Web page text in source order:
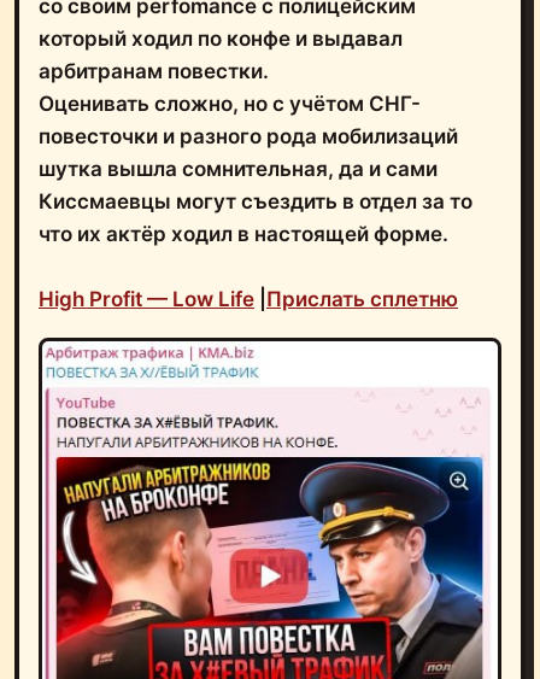
со своим perfomance с полицейским
который ходил по конфе и выдавал
арбитранам повестки.
Оценивать сложно, но с учётом СНГ-
повесточки и разного рода мобилизаций
шутка вышла сомнительная, да и сами
Киссмаевцы могут съездить в отдел за то
что их актёр ходил в настоящей форме.
High Profit — Low Life Прислать сплетню